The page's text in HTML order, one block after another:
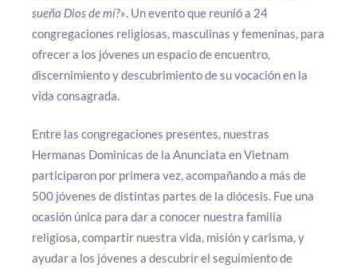
sueña Dios de mí?». Un evento que reunió a 24
congregaciones religiosas, masculinas y femeninas, para
ofrecer a los jóvenes un espacio de encuentro,
discernimiento y descubrimiento de su vocación en la
vida consagrada.
Entre las congregaciones presentes, nuestras
Hermanas Dominicas de la Anunciata en Vietnam
participaron por primera vez, acompañando a más de
500 jóvenes de distintas partes de la diócesis. Fue una
ocasión única para dar a conocer nuestra familia
religiosa, compartir nuestra vida, misión y carisma, y
ayudar a los jóvenes a descubrir el seguimiento de